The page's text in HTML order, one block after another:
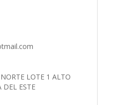
LOTE 1 ALTO
DEL ESTE